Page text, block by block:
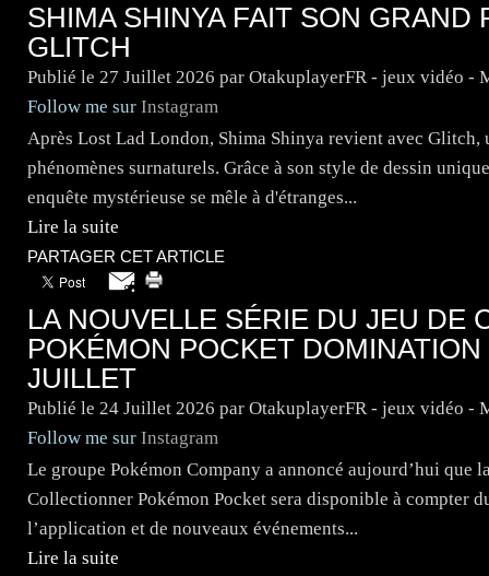
SHIMA SHINYA FAIT SON GRAND
GLITCH
Publié le 27 Juillet 2026 par OtakuplayerFR - jeux vidéo -
Follow me sur Instagram
Après Lost Lad London, Shima Shinya revient avec
phénomènes surnaturels. Grâce à son style de dessin
enquête mystérieuse se mêle à d'étranges...
Lire la suite
PARTAGER CET ARTICLE
LA NOUVELLE SÉRIE DU JEU DE
POKÉMON POCKET
JUILLET
Publié le 24 Juillet 2026 par OtakuplayerFR - jeux vidéo -
Follow me sur Instagram
Le groupe Pokémon Company a annoncé aujourd’hui que
Collectionner Pokémon Pocket sera disponible à compter
l’application et de nouveaux événements...
Lire la suite